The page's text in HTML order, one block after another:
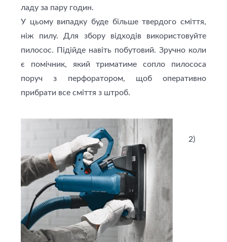
ладу за пару годин.
У цьому випадку буде більше твердого сміття,
ніж пилу. Для збору відходів використовуйте
пилосос. Підійде навіть побутовий. Зручно коли
є помічник, який триматиме сопло пилососа
поруч з перфоратором, щоб оперативно
прибрати все сміття з штроб.
2)